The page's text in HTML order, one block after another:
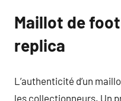
Maillot de
replica
L’authenticité d’un
les collectionneurs. Un